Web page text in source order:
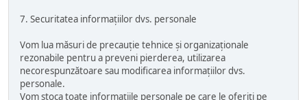
7. Securitatea informațiilor dvs. personale
Vom lua măsuri de precauție tehnice și organizaționale
rezonabile pentru a preveni pierderea, utilizarea
necorespunzătoare sau modificarea informațiilor dvs.
personale.
Vom stoca toate informațiile personale pe care le oferiți pe